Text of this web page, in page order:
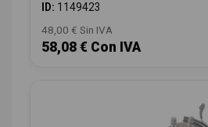
ID: 1149423
48,00 € Sin IVA
58,08 € Con IVA